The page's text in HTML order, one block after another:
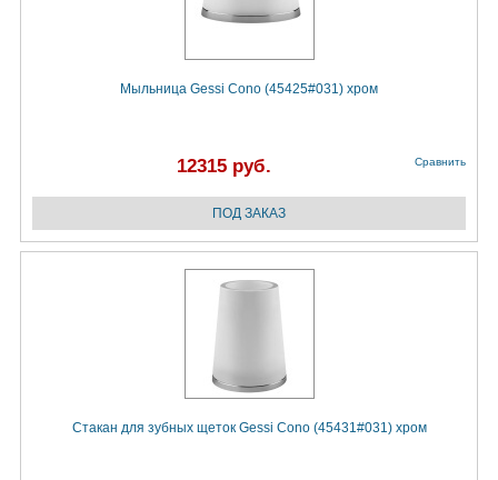
Мыльница Gessi Cono (45425#031) хром
12315 руб. Сравнить
Стакан для зубных щеток Gessi Cono (45431#031) хром